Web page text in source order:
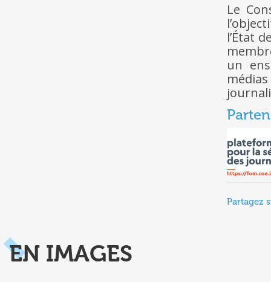
Le
l’État
un
Partagez
EN IMAGES